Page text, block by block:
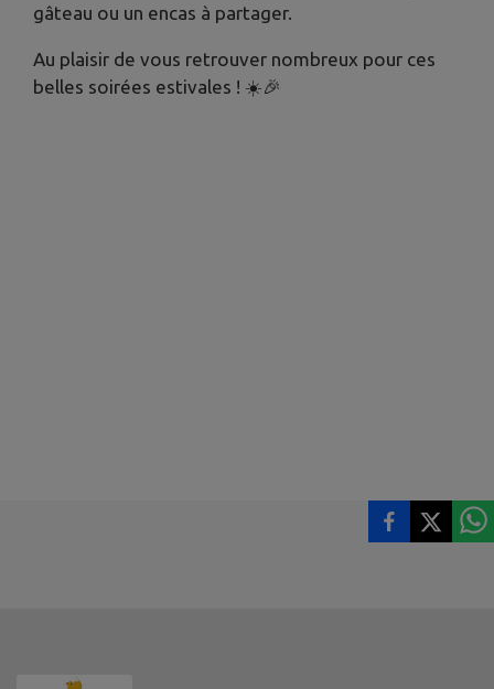
gâteau ou un encas à partager.
Au plaisir de vous retrouver nombreux pour ces
belles soirées estivales ! ☀️🎉